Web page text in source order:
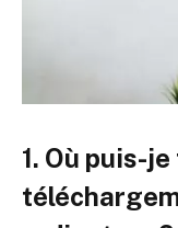
1. Où puis-